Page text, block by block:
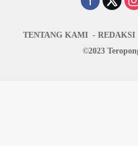
TENTANG KAMI REDAKSI
©2023